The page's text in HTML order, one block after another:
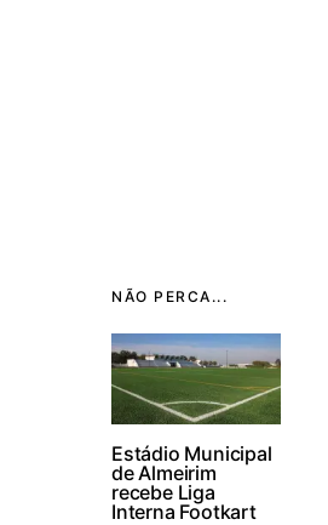
NÃO PERCA...
Estádio Municipal
de Almeirim
recebe Liga
Interna Footkart